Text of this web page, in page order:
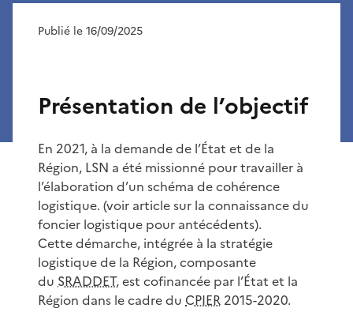
Publié le 16/09/2025
Présentation de l’objectif
En 2021, à la demande de l’État et de la
Région, LSN a été missionné pour travailler à
l’élaboration d’un schéma de cohérence
logistique. (voir article sur la connaissance du
foncier logistique pour antécédents).
Cette démarche, intégrée à la stratégie
logistique de la Région, composante
du SRADDET, est cofinancée par l’État et la
Région dans le cadre du CPIER 2015-2020.